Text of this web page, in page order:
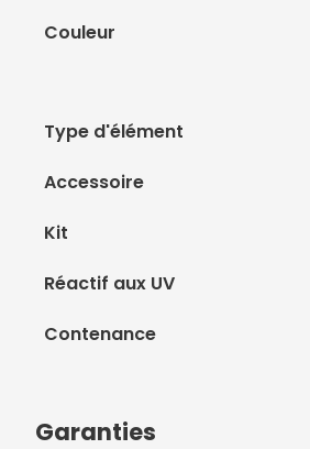
Couleur
Type d'élément
Accessoire
Kit
Réactif aux UV
Contenance
Garanties